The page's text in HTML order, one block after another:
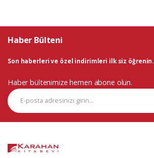
Haber Bülteni
Son haberleri ve özel indirimleri ilk siz öğrenin.
Haber bültenimize hemen abone olun.